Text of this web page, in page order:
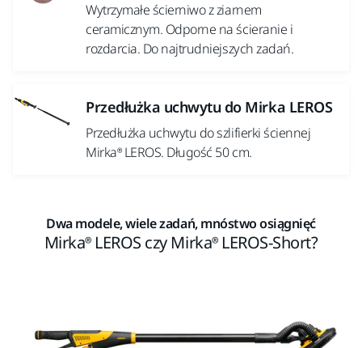
Wytrzymałe ścierniwo z ziarnem
ceramicznym. Odporne na ścieranie i
rozdarcia. Do najtrudniejszych zadań.
Przedłużka uchwytu do Mirka LEROS
Przedłużka uchwytu do szlifierki ściennej
Mirka® LEROS. Długość 50 cm.
Dwa modele, wiele zadań, mnóstwo osiągnięć
Mirka® LEROS czy Mirka® LEROS-Short?